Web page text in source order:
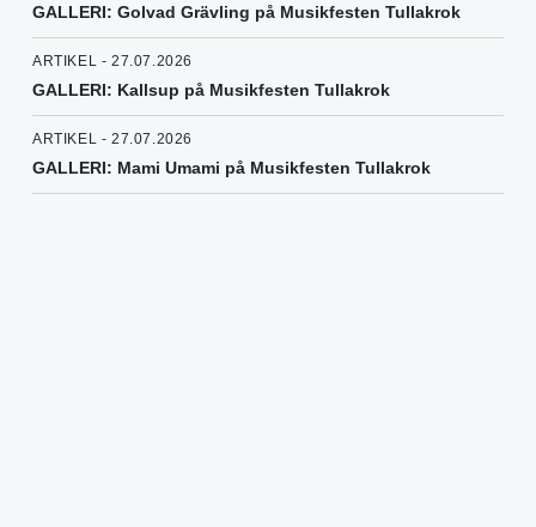
GALLERI: Golvad Grävling på Musikfesten Tullakrok
ARTIKEL - 27.07.2026
GALLERI: Kallsup på Musikfesten Tullakrok
ARTIKEL - 27.07.2026
GALLERI: Mami Umami på Musikfesten Tullakrok